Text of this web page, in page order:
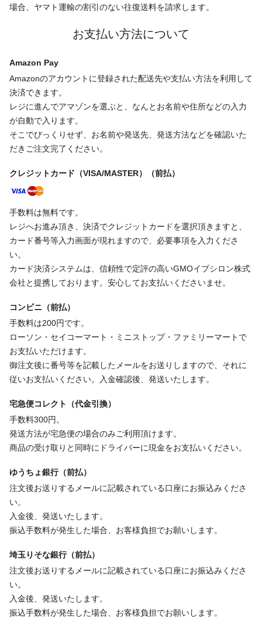
場合、ヤマト運輸の割引のない往復送料を請求します。
お支払い方法について
Amazon Pay
Amazonのアカウントに登録された配送先や支払い方法を利用して
決済できます。
レジに進んでアマゾンを選ぶと、なんとお名前や住所などの入力
が自動で入ります。
そこでびっくりせず、お名前や発送先、発送方法などを確認いた
だきご注文完了ください。
クレジットカード（VISA/MASTER）（前払）
手数料は無料です。
レジへお進み頂き、決済でクレジットカードを選択頂きますと、
カード番号等入力画面が現れますので、必要事項を入力くださ
い。
カード決済システムは、信頼性で定評の高いGMOイプシロン株式
会社と提携しております。安心してお支払いくださいませ。
コンビニ（前払）
手数料は200円です。
ローソン・セイコーマート・ミニストップ・ファミリーマートで
お支払いただけます。
御注文後に番号等を記載したメールをお送りしますので、それに
従いお支払いください。入金確認後、発送いたします。
宅急便コレクト（代金引換）
手数料300円。
発送方法が宅急便の場合のみご利用頂けます。
商品の受け取りと同時にドライバーに現金をお支払いください。
ゆうちょ銀行（前払）
注文後お送りするメールに記載されている口座にお振込みくださ
い。
入金後、発送いたします。
振込手数料が発生した場合、お客様負担でお願いします。
埼玉りそな銀行（前払）
注文後お送りするメールに記載されている口座にお振込みくださ
い。
入金後、発送いたします。
振込手数料が発生した場合、お客様負担でお願いします。